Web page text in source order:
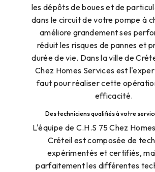
les dépôts de boues et de
dans le circuit de votre pompe à
améliore grandement ses
réduit les risques de pannes et
durée de vie. Dans la ville de
Chez Homes Services est
faut pour réaliser cette
efficacité.
Des techniciens qualifiés à votre
L'équipe de C.H.S 75 Chez
Créteil est composée de
expérimentés et certifiés,
parfaitement les différentes